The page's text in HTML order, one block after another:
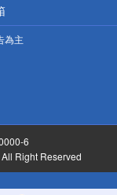
為主
6
Right Reserved